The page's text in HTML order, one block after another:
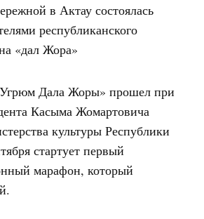
в Актау состоялась
республиканского
«дал Жора»
Дала Жоры» прошел при
Касыма Жомартовича
культуры Республики
стартует первый
марафон, который